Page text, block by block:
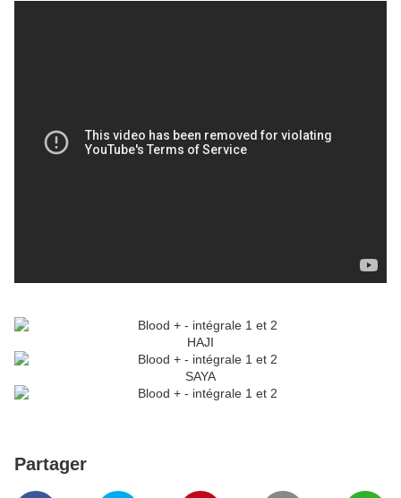
HAJI
SAYA
Partager